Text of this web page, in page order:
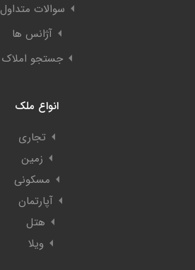
سوالات متداول
آژانس ها
جستجو املاک
انواع ملک
تجاری
زمین
مسکونی
آپارتمان
هتل
ویلا